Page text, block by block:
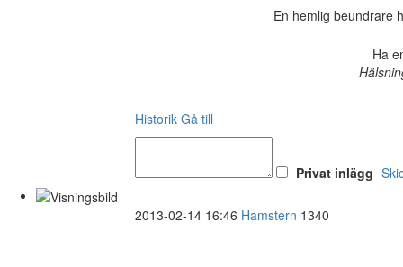
En hemlig beundrare
Ha
Historik Gå till
Privat inlägg
2013-02-14 16:46 Hamstern 1340